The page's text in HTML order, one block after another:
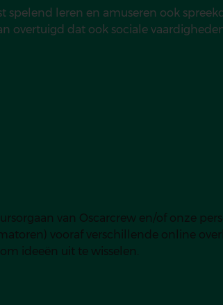
leren en amuseren ook
overtuigd dat ook sociale
van Oscarcrew en/of onze
vooraf verschillende online
ideeën uit te wisselen.